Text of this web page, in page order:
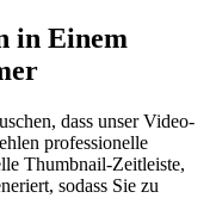
in Einem
dass unser Video-
professionelle
Thumbnail-Zeitleiste,
sodass Sie zu